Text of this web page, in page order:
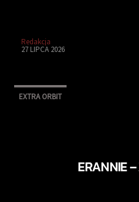
Redakcja
27 LIPCA 2026
EXTRA ORBIT
ERANNIE